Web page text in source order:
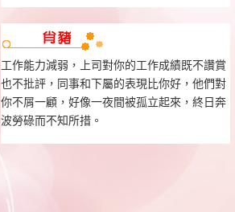
工作能力減弱，上司對你的工作成績既不讚賞
也不批評，同事和下屬的表現比你好，他們對
你不屑一顧，好像一夜間被孤立起來，終日奔
波勞碌而不知所措。